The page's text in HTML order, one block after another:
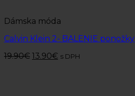
Dámska móda
Calvin Klein 2- BALENIE ponožky
19.90€ 13.90€ s DPH